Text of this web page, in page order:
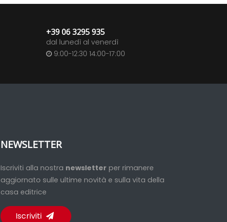
+39 06 3295 935
dal lunedì al venerdì
9:00-12:30 14:00-17:00
NEWSLETTER
Iscriviti alla nostra newsletter per rimanere
aggiornato sulle ultime novità e sulla vita della
casa editrice
Iscriviti